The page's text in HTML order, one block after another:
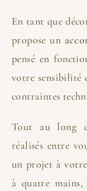
En tant que
propose un
pensé en
votre sensibilité
contraintes
Tout au long
réalisés entre
un projet à
à quatre mains,